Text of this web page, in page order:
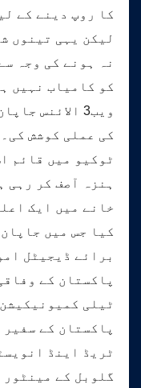
کا روپ دینے کے
لیکن یہی تینوں
نہ ہونے کی وجہ
کو کامیاب نہیں
کی عملی کوشش کی۔
ٹوکیو میں قائم
ہنزہ آصف کر رہی
خانے میں ایک
کیا جس میں
برائے ڈیجیٹل
پاکستان کے
ٹیلی
پاکستان کے
گلوبل کے مینٹور